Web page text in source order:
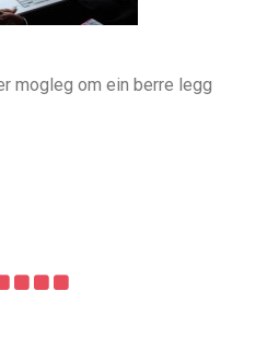
mogleg om ein berre legg